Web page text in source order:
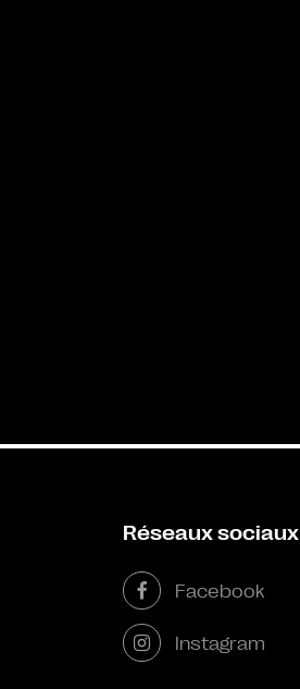
Réseaux sociaux
Facebook
Instagram